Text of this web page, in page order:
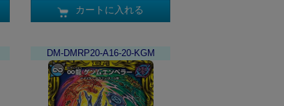
カートに入れる
DM-DMRP20-A16-20-KGM